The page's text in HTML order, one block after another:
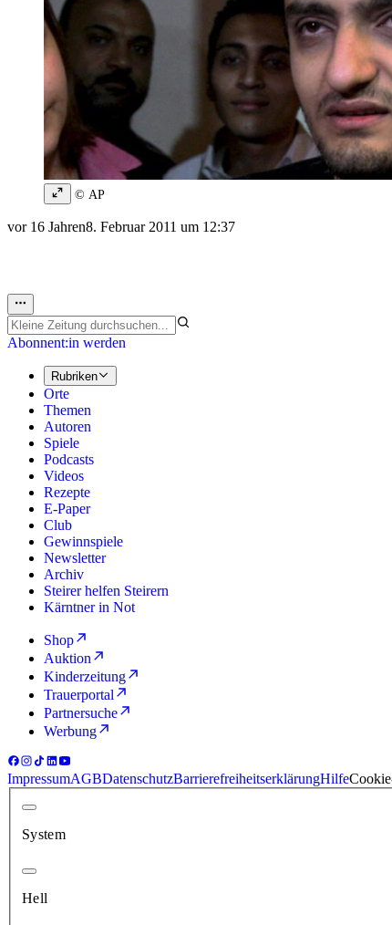
© AP
vor 16 Jahren8. Februar 2011 um 12:37
Abonnent:in werden
Rubriken
Orte
Themen
Autoren
Spiele
Podcasts
Videos
Rezepte
E-Paper
Club
Gewinnspiele
Newsletter
Archiv
Steirer helfen Steirern
Kärntner in Not
Shop
Auktion
Kinderzeitung
Trauerportal
Partnersuche
Werbung
ImpressumAGBDatenschutzBarrierefreiheitserklärungHilfe
System
Hell